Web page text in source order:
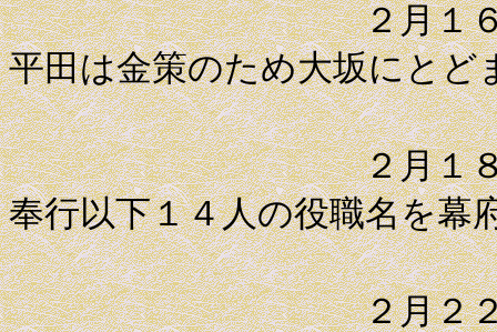
２月１６日 平
平田は金策のため大坂にとど
２月１８日 藩
奉行以下１４人の役職名を幕
２月２２日 美